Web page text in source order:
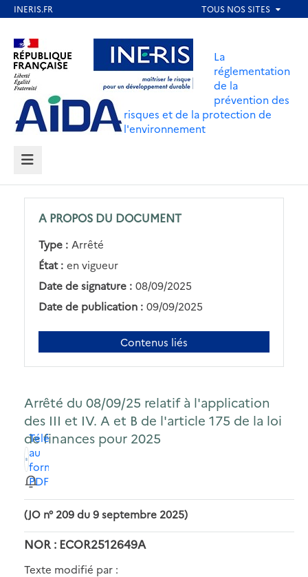
contenu
principal
Aller au contenu Aller au menu
Aller au pied de page
La
réglementation
de la
prévention des
risques et de la protection de
l'environnement
MENU
A PROPOS DU DOCUMENT
Type : Arrêté
État : en vigueur
Date de signature : 08/09/2025
Date de publication : 09/09/2025
Contenus liés
Arrêté du 08/09/25 relatif à l'application
des III et IV. A et B de l'article 175 de la loi
de finances pour 2025
Télécharger
au
format
PDF
(JO n° 209 du 9 septembre 2025)
NOR : ECOR2512649A
Texte modifié par :